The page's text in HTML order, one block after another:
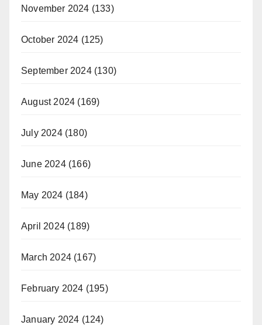
November 2024 (133)
October 2024 (125)
September 2024(130)
August 2024 (169)
July 2024(180)
June 2024(166)
May 2024 (184)
April 2024 (189)
March 2024 (167)
February 2024 (195)
January 2024 (124)